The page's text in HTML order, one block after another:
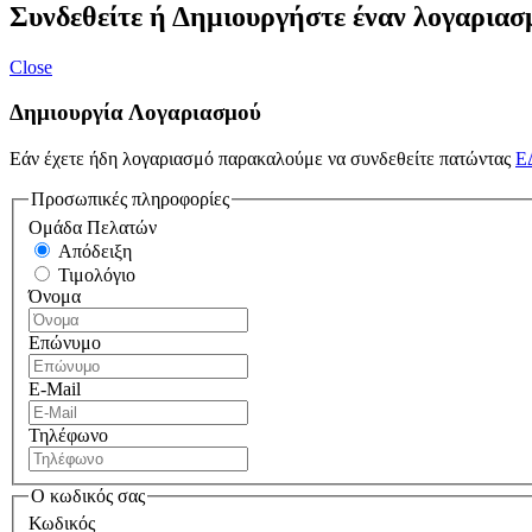
Συνδεθείτε ή Δημιουργήστε έναν
Close
Δημιουργία Λογαριασμού
Εάν έχετε ήδη λογαριασμό παρακαλούμε να συνδεθείτε πατώντας
Προσωπικές πληροφορίες
Ομάδα Πελατών
Απόδειξη
Τιμολόγιο
Όνομα
Επώνυμο
E-Mail
Τηλέφωνο
Ο κωδικός σας
Κωδικός